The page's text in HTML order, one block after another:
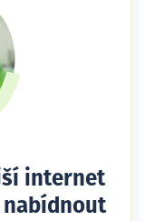
internet
nabídnout